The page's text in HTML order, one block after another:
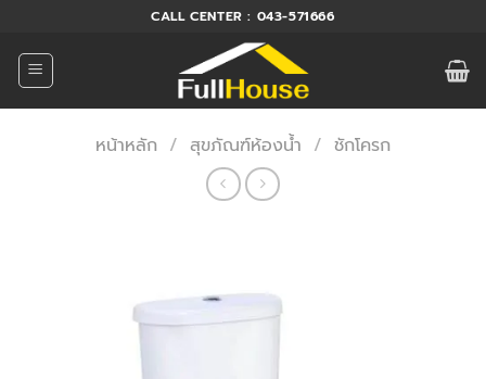
ยัง
เนื้อหา
CALL CENTER : 043-571666
หน้าหลัก / สุขภัณฑ์ห้องน้ำ / ชักโครก